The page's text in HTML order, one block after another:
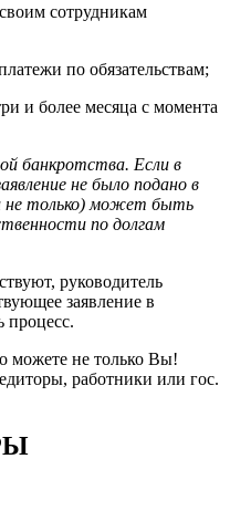
сотрудникам
по обязательствам;
и более месяца с момента
банкротства. Если в
не было подано в
не только) может быть
по долгам
руководитель
заявление в
процесс.
можете не только Вы!
работники или гос.